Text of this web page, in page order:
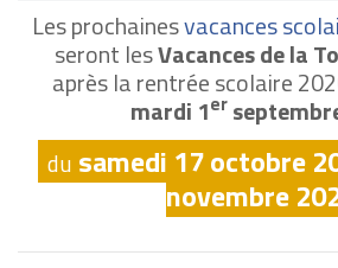
Les prochainesvacances
seront lesVacances de la
après la rentrée scolaire
mardi 1er
du samedi 17 octobre
novembre